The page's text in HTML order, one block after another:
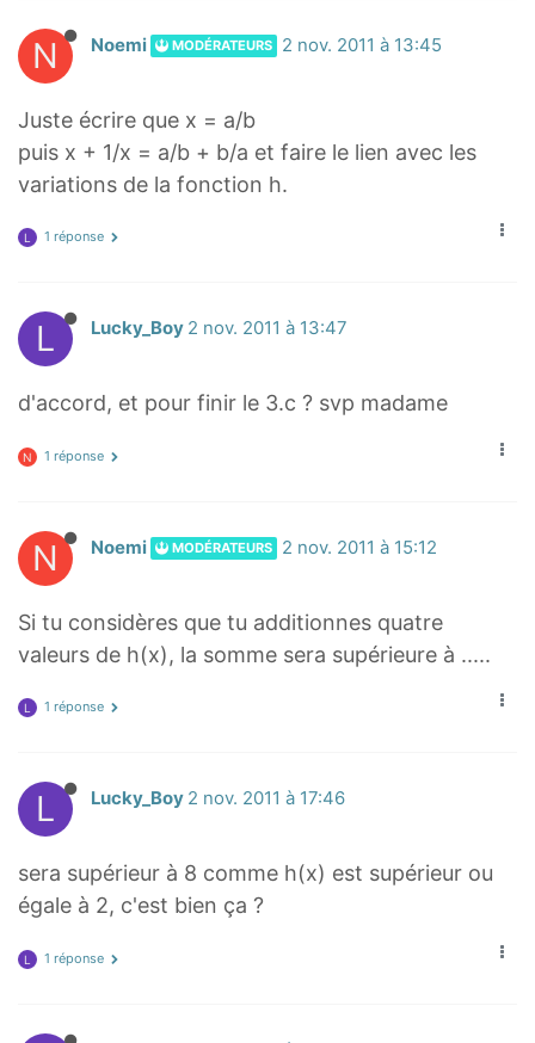
N Noemi MODÉRATEURS 2 nov. 2011 à 13:45
Juste écrire que x = a/b
puis x + 1/x = a/b + b/a et faire le lien avec les
variations de la fonction h.
L 1 réponse
L Lucky_Boy 2 nov. 2011 à 13:47
d'accord, et pour finir le 3.c ? svp madame
N 1 réponse
N Noemi MODÉRATEURS 2 nov. 2011 à 15:12
Si tu considères que tu additionnes quatre
valeurs de h(x), la somme sera supérieure à .....
L 1 réponse
L Lucky_Boy 2 nov. 2011 à 17:46
sera supérieur à 8 comme h(x) est supérieur ou
égale à 2, c'est bien ça ?
L 1 réponse